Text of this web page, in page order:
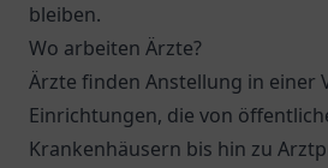
bleiben.
Wo arbeiten Ärzte?
Ärzte finden Anstellung in einer
Einrichtungen, die von
Krankenhäusern bis hin zu